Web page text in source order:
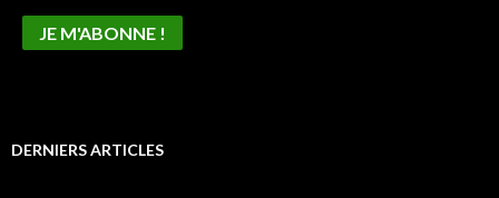
DERNIERS ARTICLES